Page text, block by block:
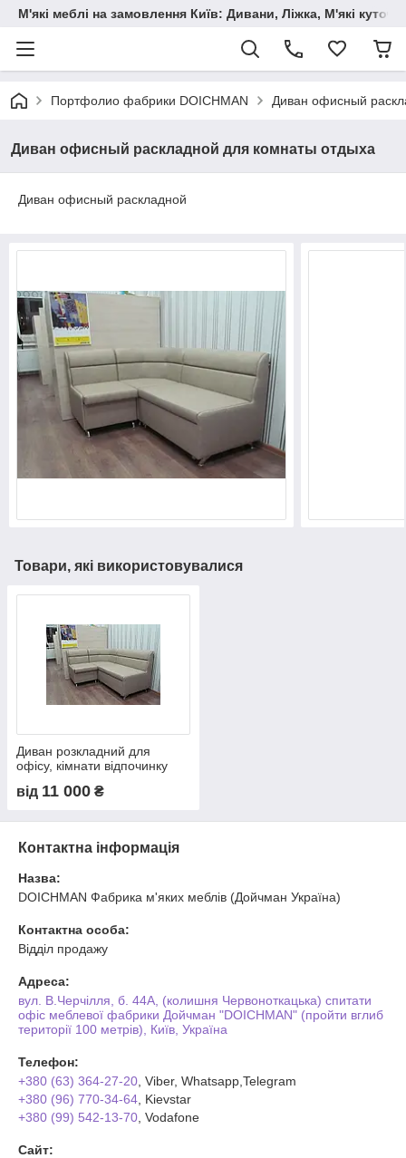
М'які меблі на замовлення Київ: Дивани, Ліжка, М'які
Портфолио фабрики DOICHMAN Диван офисный
Диван офисный раскладной для комнаты отдыха
Диван офисный раскладной
Товари, які використовувалися
Диван розкладний для
офісу, кімнати відпочинку
від 11 000 ₴
Контактна інформація
Назва:
DOICHMAN Фабрика м'яких меблів (Дойчман Україна)
Контактна особа:
Відділ продажу
Адреса:
вул. В.Черчілля, б. 44А, (колишня Червоноткацька) спитати
офіс меблевої фабрики Дойчман "DOICHMAN" (пройти вглиб
території 100 метрів), Київ, Україна
Телефон:
+380 (63) 364-27-20 , Viber, Whatsapp,Telegram
+380 (96) 770-34-64 , Kievstar
+380 (99) 542-13-70 , Vodafone
Сайт: